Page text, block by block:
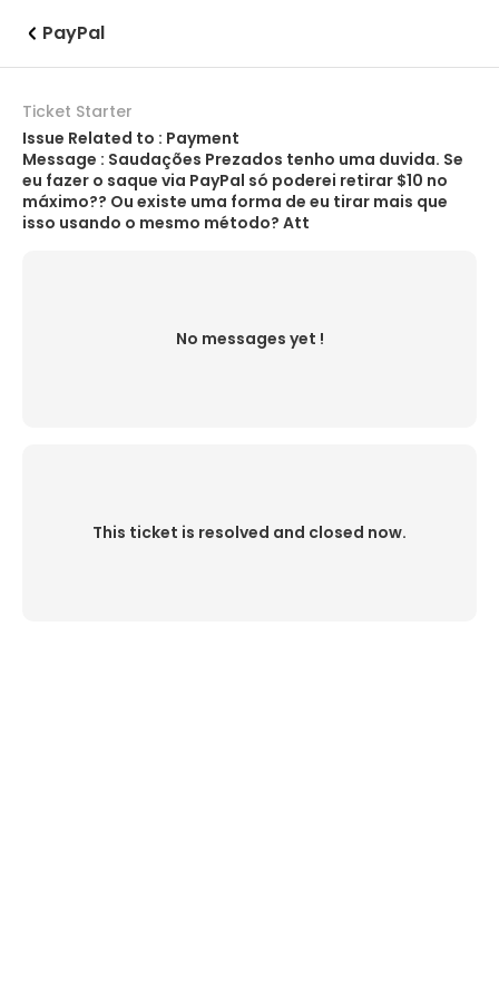
PayPal
Ticket Starter
Issue Related to : Payment
Message : Saudações Prezados tenho uma duvida. Se
eu fazer o saque via PayPal só poderei retirar $10 no
máximo?? Ou existe uma forma de eu tirar mais que
isso usando o mesmo método? Att
No messages yet !
This ticket is resolved and closed now.